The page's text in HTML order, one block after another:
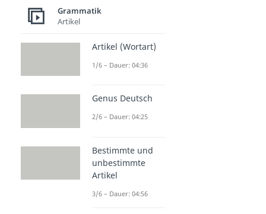
Grammatik
Artikel
Artikel (Wortart)
1/6 – Dauer: 04:36
Genus Deutsch
2/6 – Dauer: 04:25
Bestimmte und
unbestimmte
Artikel
3/6 – Dauer: 04:56